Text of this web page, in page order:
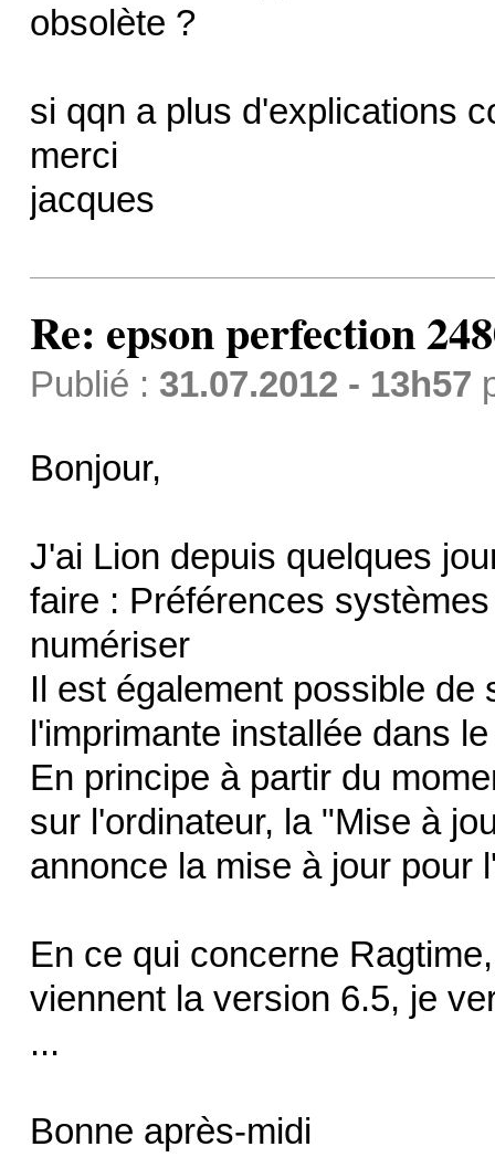
obsolète ?
si qqn a plus d'explications
merci
jacques
Re: epson perfection
Publié : 31.07.2012 - 13h57
Bonjour,
J'ai Lion depuis quelques
faire : Préférences
numériser
Il est également possible de
l'imprimante installée dans
En principe à partir du
sur l'ordinateur, la "Mise à
annonce la mise à jour pour
En ce qui concerne
viennent la version 6.5, je
...
Bonne après-midi